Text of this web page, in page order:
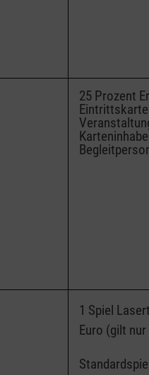
25 Prozent
1 Spiel
Euro (gilt